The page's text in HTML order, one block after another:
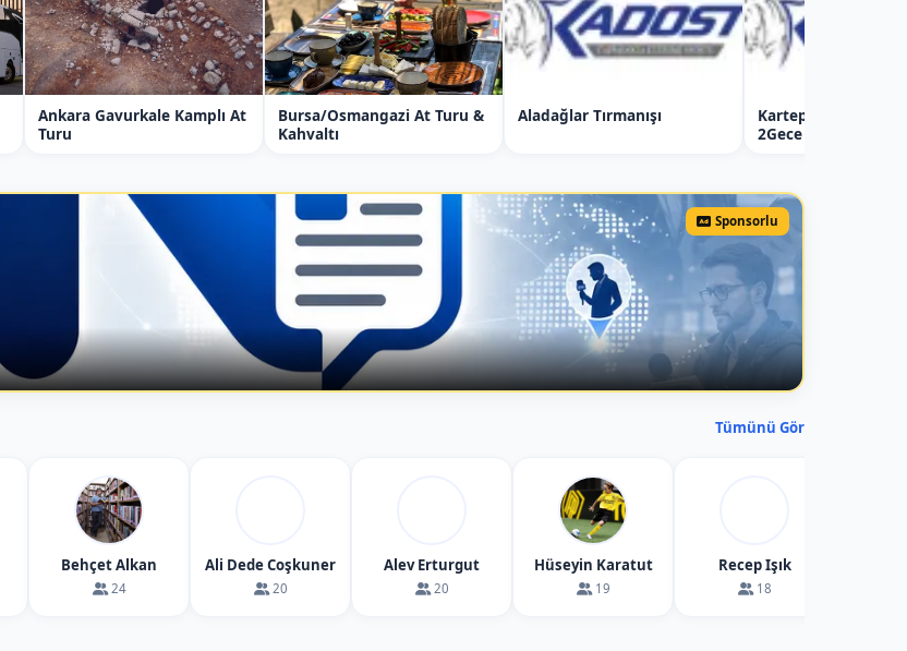
Ankara Gavurkale Kamplı At
Turu
Bursa/Osmangazi At Turu &
Kahvaltı
Aladağlar Tırmanışı
Kartepe Bungalov
2Gece
Sponsorlu
Tümünü Gör
Behçet Alkan
24
Ali Dede Coşkuner
20
Alev Erturgut
20
Hüseyin Karatut
19
Recep Işık
18